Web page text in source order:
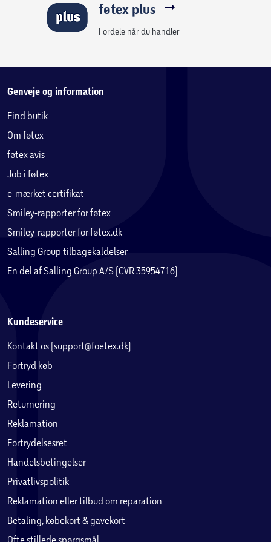
føtex plus
Fordele når du handler
Genveje og information
Find butik
Om føtex
føtex avis
Job i føtex
e-mærket certifikat
Smiley-rapporter for føtex
Smiley-rapporter for føtex.dk
Salling Group tilbagekaldelser
En del af Salling Group A/S (CVR 35954716)
Kundeservice
Kontakt os (support@foetex.dk)
Fortryd køb
Levering
Returnering
Reklamation
Fortrydelsesret
Handelsbetingelser
Privatlivspolitik
Reklamation eller tilbud om reparation
Betaling, købekort & gavekort
Ofte stillede spørgsmål